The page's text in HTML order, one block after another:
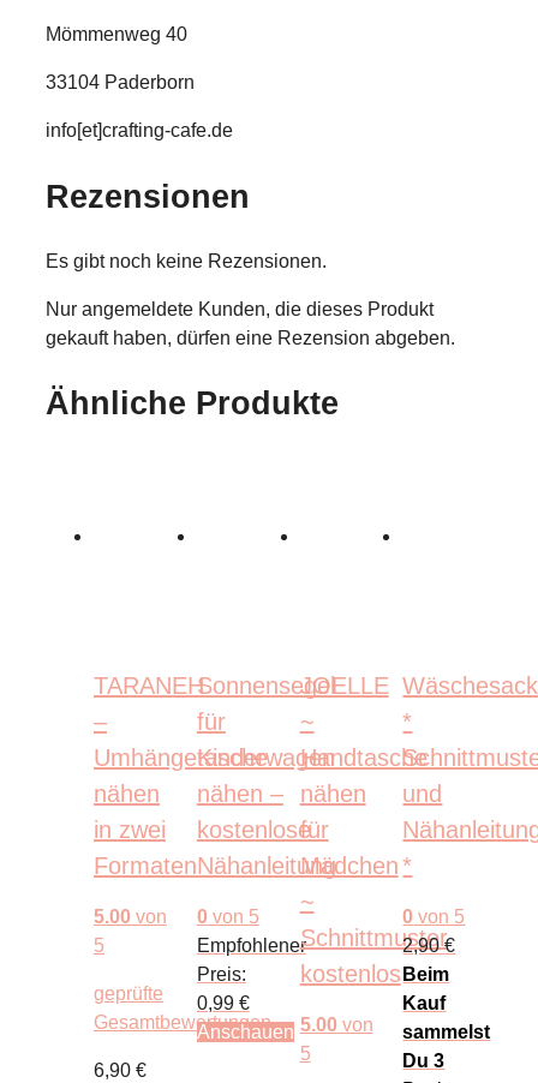
Mömmenweg 40
33104 Paderborn
info[et]crafting-cafe.de
Rezensionen
Es gibt noch keine Rezensionen.
Nur angemeldete Kunden, die dieses Produkt
gekauft haben, dürfen eine Rezension abgeben.
Ähnliche Produkte
TARANEH
–
Umhängetasche
nähen
in zwei
Formaten
5.00 von
5
geprüfte
Gesamtbewertungen
6,90 €
Sonnensegel
für
Kinderwagen
nähen –
kostenlose
Nähanleitung
0von 5
Empfohlener
Preis:
0,99 €
Anschauen
JOELLE
~
Handtasche
nähen
für
Mädchen
~
Schnittmuster
kostenlos
5.00von
5
Wäschesack
*
und
*
0 von 5
2,90€
Beim
Kauf
sammelst
Du3